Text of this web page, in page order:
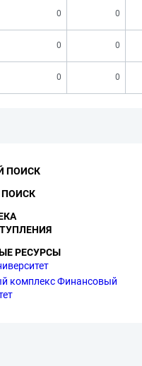
0 0
0 0
0 0
комплекс Финансовый
ПОИСК
РЕСУРСЫ